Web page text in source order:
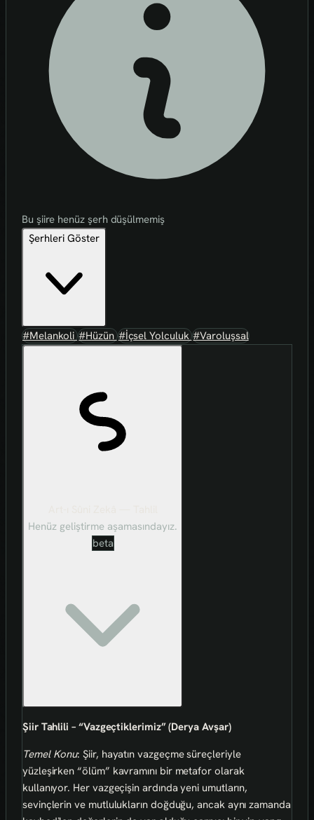
Bu şiire henüz şerh düşülmemiş
Şerhleri Göster
#Melankoli#Hüzün#İçsel Yolculuk#Varoluşsal
Henüz geliştirme aşamasındayız.
beta
Şiir Tahlili – “Vazgeçtiklerimiz” (Derya Avşar)
Temel Konu: Şiir, hayatın vazgeçme süreçleriyle
yüzleşirken “ölüm” kavramını bir metafor olarak
kullanıyor. Her vazgeçişin ardında yeni umutların,
sevinçlerin ve mutlulukların doğduğu, ancak aynı zamanda